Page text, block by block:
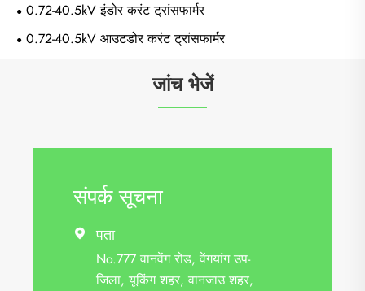
0.72-40.5kV इंडोर करंट ट्रांसफार्मर
0.72-40.5kV आउटडोर करंट ट्रांसफार्मर
जांच भेजें
संपर्क सूचना
 पता
No.777 वानवेंग रोड, वेंगयांग उप-
जिला, यूकिंग शहर, वानजाउ शहर,